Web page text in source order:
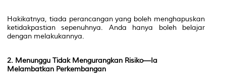
Hakikatnya, tiada perancangan yang boleh menghapuskan
ketidakpastian sepenuhnya. Anda hanya boleh belajar
dengan melakukannya.
2. Menunggu Tidak Mengurangkan Risiko—Ia
Melambatkan Perkembangan